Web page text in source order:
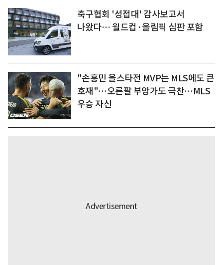
축구협회 '성접대' 감사보고서
나왔다… 월드컵·올림픽 심판 포함
"손흥민 올스타전 MVP는 MLS에도 큰
호재"…오른팔 부앙가도 극찬…MLS
우승 자신